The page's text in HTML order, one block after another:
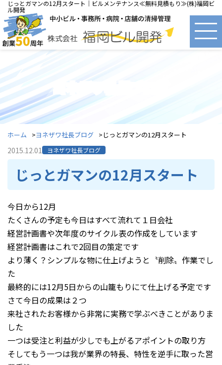
じっとガマンの12月スタート｜ビルメンテナンス≪無料見積もり≫(株)福岡ビ
ル開発
ヨネザワ社長ブログ
ホーム ヨネザワ社長ブログ じっとガマンの12月スタート
2015.12.01 ヨネザワ社長ブログ
じっとガマンの12月スタート
今日から12月
たくさんの予定も今日はすべて流れて１日会社
経営計画書や次年度のサイクル表の作成をしています
経営計画書はこれで2回目の策定です
より薄く？シンプルな物に仕上げようと〝削除〟作業でし
た
最終的には12月5日からの山籠もりにて仕上げる予定です
さて今日の成果は２つ
来社されたお客様から非常に実務で学ぶべきことがありま
した
一つは受注と利益が少しでも上がるアポイントの取り方
そしてもう一つは我が業界の特長、特性を逆手に取った営